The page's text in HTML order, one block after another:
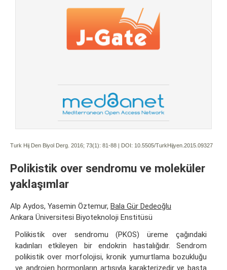
Turk Hij Den Biyol Derg. 2016; 73(1): 81-88 | DOI: 10.5505/TurkHijyen.2015.09327
Polikistik over sendromu ve moleküler
yaklaşımlar
Alp Aydos, Yasemin Öztemur, Bala Gür Dedeoğlu
Ankara Üniversitesi Biyoteknoloji Enstitüsü
Polikistik over sendromu (PKOS) üreme çağındaki
kadınları etkileyen bir endokrin hastalığıdır. Sendrom
polikistik over morfolojisi, kronik yumurtlama bozukluğu
ve androjen hormonların artışıyla karakterizedir ve başta